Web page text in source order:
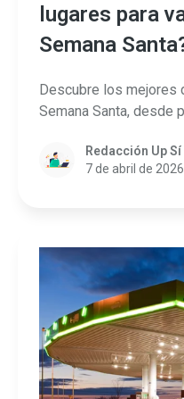
lugares para
Semana
Descubre los mejores
Semana Santa, desde
Redacción Up Sí
7 de abril de 2026